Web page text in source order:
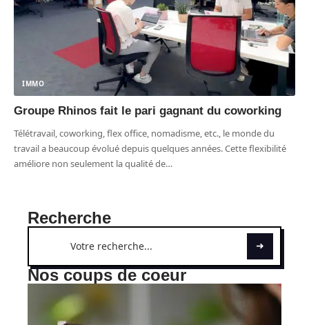
IMMO
Groupe Rhinos fait le pari gagnant du coworking
Télétravail, coworking, flex office, nomadisme, etc., le monde du
travail a beaucoup évolué depuis quelques années. Cette flexibilité
améliore non seulement la qualité de…
Recherche
Nos coups de coeur